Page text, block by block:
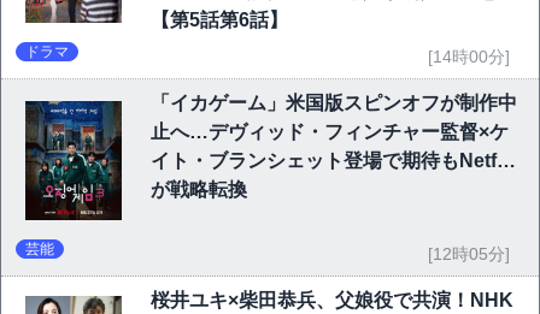
【第5話第6話】
ドラマ [14時00分]
「イカゲーム」米国版スピンオフが制作中
止へ…デヴィッド・フィンチャー監督×ケ
イト・ブランシェット登場で期待もNetflix
が戦略転換
芸能 [12時05分]
桜井ユキ×柴田恭兵、父娘役で共演！NHK